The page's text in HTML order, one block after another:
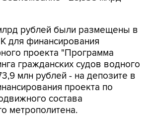
рублей были размещены в
для финансирования
проекта "Программа
гражданских судов водного
млн рублей - на депозите в
проекта по
состава
метрополитена.